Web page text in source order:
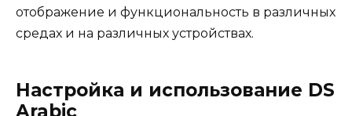
отображение и функциональность в различных
средах и на различных устройствах.
Настройка и использование DS
Arabic